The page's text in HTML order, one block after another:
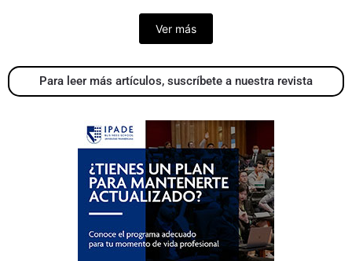
Ver más
Para leer más artículos, suscríbete a nuestra revista